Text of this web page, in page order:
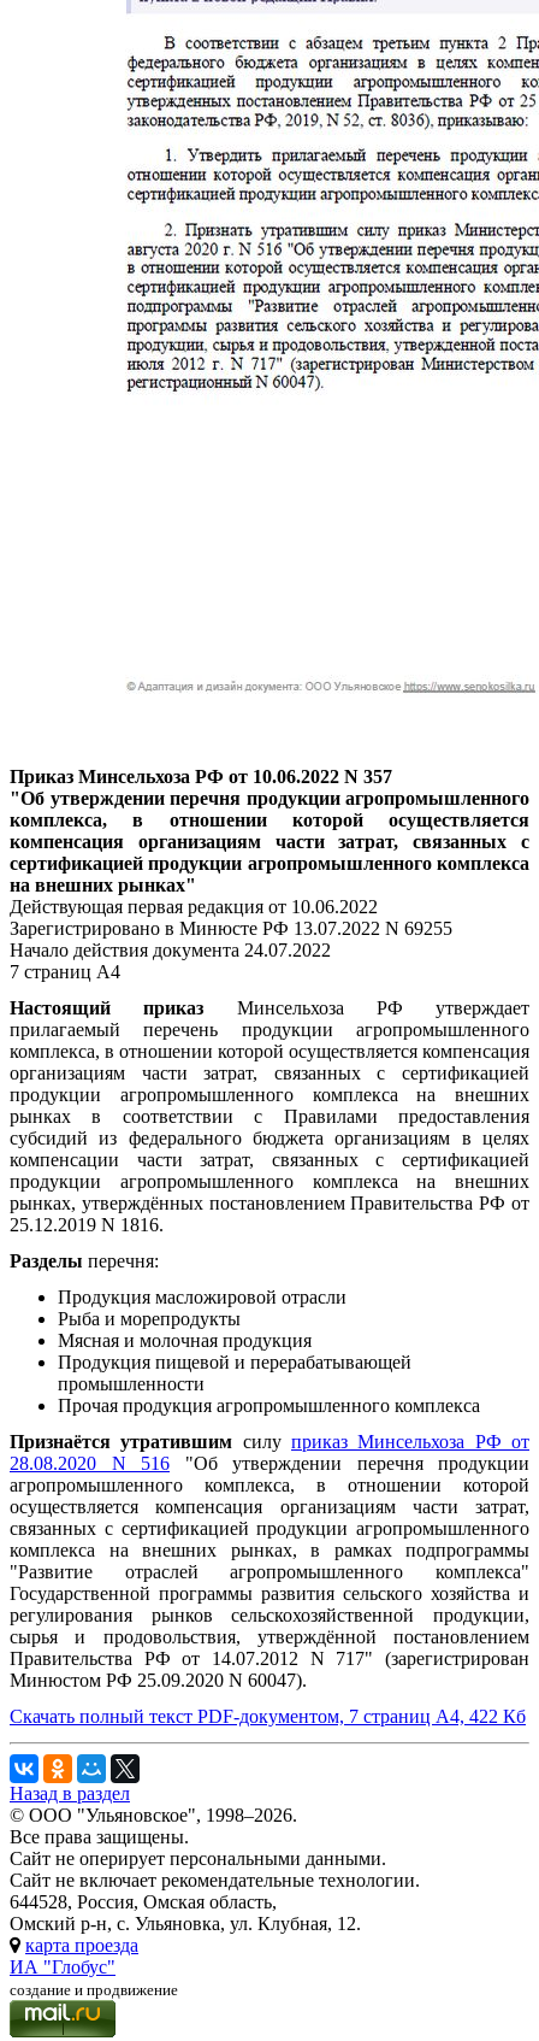
Приказ Минсельхоза РФ от 10.06.2022 N 357
"Об утверждении перечня продукции агропромышленного
комплекса, в отношении которой осуществляется
компенсация организациям части затрат, связанных с
сертификацией продукции агропромышленного комплекса
на внешних рынках"
Действующая первая редакция от 10.06.2022
Зарегистрировано в Минюсте РФ 13.07.2022 N 69255
Начало действия документа 24.07.2022
7 страниц А4
Настоящий приказ Минсельхоза РФ утверждает
прилагаемый перечень продукции агропромышленного
комплекса, в отношении которой осуществляется компенсация
организациям части затрат, связанных с сертификацией
продукции агропромышленного комплекса на внешних
рынках в соответствии с Правилами предоставления
субсидий из федерального бюджета организациям в целях
компенсации части затрат, связанных с сертификацией
продукции агропромышленного комплекса на внешних
рынках, утверждённых постановлением Правительства РФ от
25.12.2019 N 1816.
Разделы перечня:
Продукция масложировой отрасли
Рыба и морепродукты
Мясная и молочная продукция
Продукция пищевой и перерабатывающей
промышленности
Прочая продукция агропромышленного комплекса
Признаётся утратившим силуприказ Минсельхоза РФ от
28.08.2020 N 516 "Об утверждении перечня продукции
агропромышленного комплекса, в отношении которой
осуществляется компенсация организациям части затрат,
связанных с сертификацией продукции агропромышленного
комплекса на внешних рынках, в рамках подпрограммы
"Развитие отраслей агропромышленного комплекса"
Государственной программы развития сельского хозяйства и
регулирования рынков сельскохозяйственной продукции,
сырья и продовольствия, утверждённой постановлением
Правительства РФ от 14.07.2012 N 717" (зарегистрирован
Минюстом РФ 25.09.2020 N 60047).
Скачать полный текст PDF-документом, 7 страниц А4, 422 Кб
Назад в раздел
© ООО "Ульяновское", 1998–2026.
Все права защищены.
Сайт не оперирует персональными данными.
Сайт не включает рекомендательные технологии.
644528, Россия, Омская область,
Омский р-н, с. Ульяновка, ул. Клубная, 12.
карта проезда
ИА "Глобус"
создание и продвижение